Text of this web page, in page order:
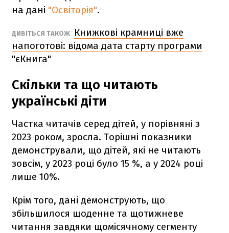
на дані "Освіторія".
ДИВІТЬСЯ ТАКОЖ
Книжкові крамниці вже
напоготові: відома дата старту програми
"єКнига"
Скільки та що читають
українські діти
Частка читачів серед дітей, у порівняні з
2023 роком, зросла. Торішні показники
демонстрували, що дітей, які не читають
зовсім, у 2023 році було 15 %, а у 2024 році
лише 10%.
Крім того, дані демонструють, що
збільшилося щоденне та щотижневе
читання завдяки щомісячному сегменту